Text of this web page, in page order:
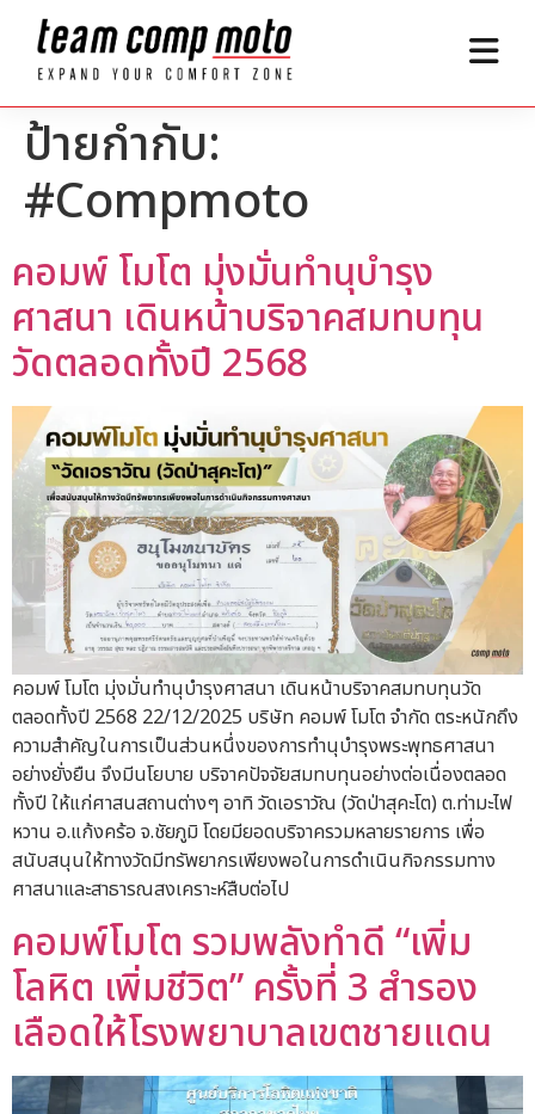
ป้ายกำกับ:
#Compmoto
คอมพ์ โมโต มุ่งมั่นทำนุบำรุง
ศาสนา เดินหน้าบริจาคสมทบทุน
วัดตลอดทั้งปี 2568
คอมพ์ โมโต มุ่งมั่นทำนุบำรุงศาสนา เดินหน้าบริจาคสมทบทุนวัด
ตลอดทั้งปี 2568 22/12/2025 บริษัท คอมพ์ โมโต จำกัด ตระหนักถึง
ความสำคัญในการเป็นส่วนหนึ่งของการทำนุบำรุงพระพุทธศาสนา
อย่างยั่งยืน จึงมีนโยบาย บริจาคปัจจัยสมทบทุนอย่างต่อเนื่องตลอด
ทั้งปี ให้แก่ศาสนสถานต่างๆ อาทิ วัดเอราวัณ (วัดป่าสุคะโต) ต.ท่ามะไฟ
หวาน อ.แก้งคร้อ จ.ชัยภูมิ โดยมียอดบริจาครวมหลายรายการ เพื่อ
สนับสนุนให้ทางวัดมีทรัพยากรเพียงพอในการดำเนินกิจกรรมทาง
ศาสนาและสาธารณสงเคราะห์สืบต่อไป
คอมพ์โมโต รวมพลังทำดี “เพิ่ม
โลหิต เพิ่มชีวิต” ครั้งที่ 3 สำรอง
เลือดให้โรงพยาบาลเขตชายแดน